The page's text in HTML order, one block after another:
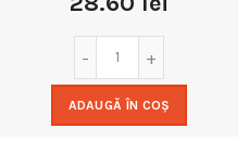
ADAUGĂ ÎN COȘ